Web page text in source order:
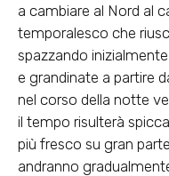
a cambiare al Nord al
temporalesco che
spazzando
e grandinate a partire
nel corso della notte
il tempo risulterà
più fresco su gran
andranno